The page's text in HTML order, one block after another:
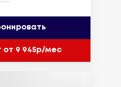
от 9 945р/мес